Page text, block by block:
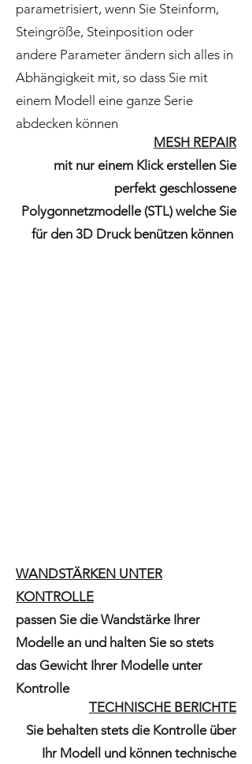
parametrisiert, wenn Sie Steinform,
Steingröße, Steinposition oder
andere Parameter ändern sich alles in
Abhängigkeit mit, so dass Sie mit
einem Modell eine ganze Serie
abdecken können
MESH REPAIR
mit nur einem Klick erstellen Sie
perfekt geschlossene
Polygonnetzmodelle (STL) welche Sie
für den 3D Druck benützen können
WANDSTÄRKEN UNTER
KONTROLLE
passen Sie die Wandstärke Ihrer
Modelle an und halten Sie so stets
das Gewicht Ihrer Modelle unter
Kontrolle
TECHNISCHE BERICHTE
Sie behalten stets die Kontrolle über
Ihr Modell und können technische